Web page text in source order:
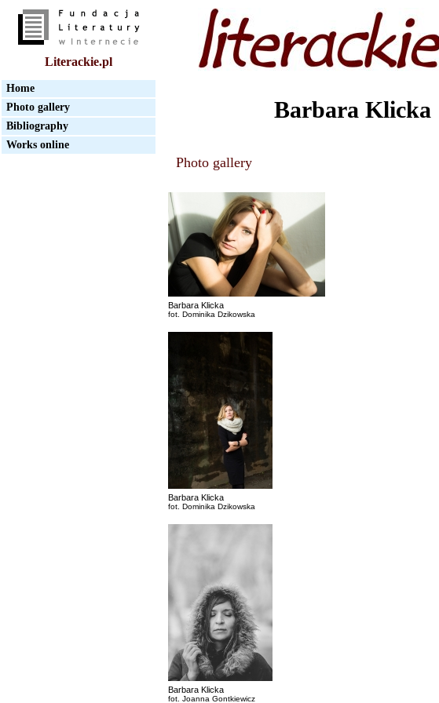
Literackie.pl
Home
Photo gallery
Bibliography
Works online
Barbara Klicka
Photo gallery
Barbara Klicka
fot. Dominika Dzikowska
Barbara Klicka
fot. Dominika Dzikowska
Barbara Klicka
fot. Joanna Gontkiewicz